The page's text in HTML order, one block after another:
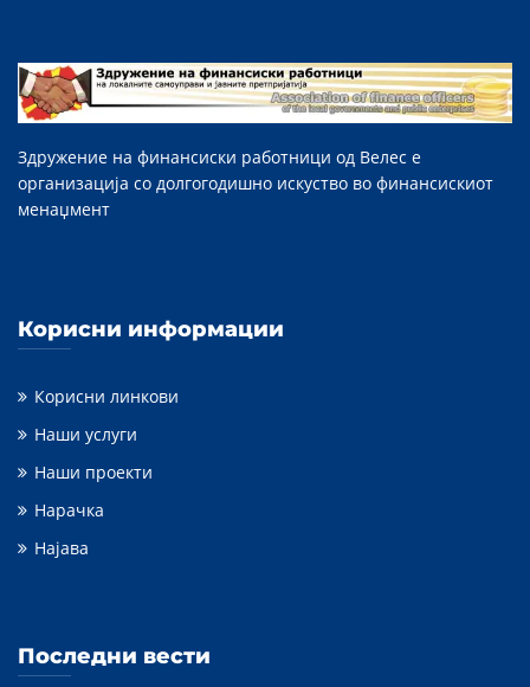
Здружение на финансиски работници од Велес е
организација со долгогодишно искуство во финансискиот
менаџмент
Корисни информации
Корисни линкови
Наши услуги
Наши проекти
Нарачка
Најава
Последни вести